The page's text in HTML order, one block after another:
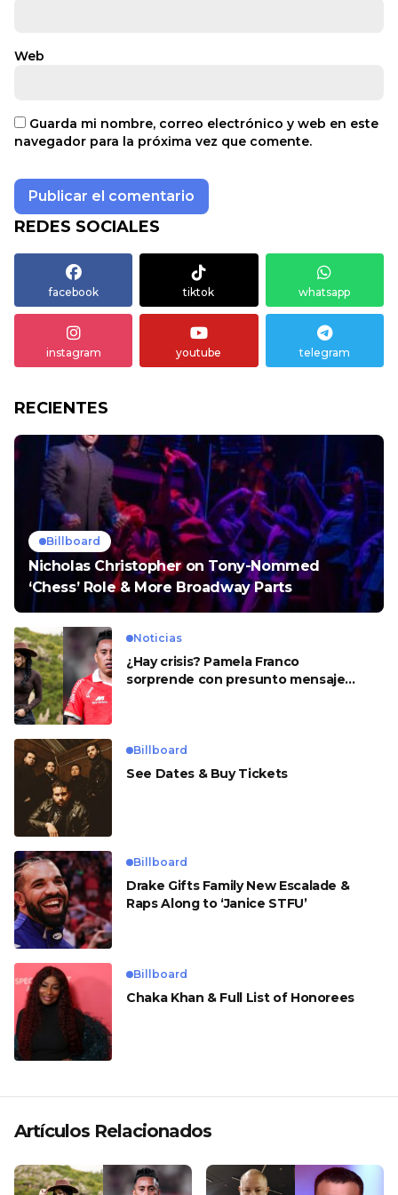
Web
Guarda mi nombre, correo electrónico y web en este
navegador para la próxima vez que comente.
REDES SOCIALES
facebook tiktok whatsapp
instagram youtube telegram
RECIENTES
Billboard
Nicholas Christopher on Tony-Nommed
‘Chess’ Role & More Broadway Parts
Noticias
¿Hay crisis? Pamela Franco
sorprende con presunto mensaje
Billboard
See Dates & Buy Tickets
Billboard
Drake Gifts Family New Escalade &
Raps Along to ‘Janice STFU’
Billboard
Chaka Khan & Full List of Honorees
Artículos Relacionados